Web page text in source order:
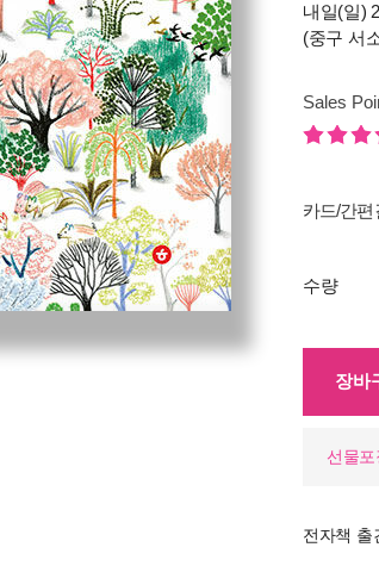
내일(일)
(중구 서
Sales
카드/간편
수량
장바
선물
전자책 출